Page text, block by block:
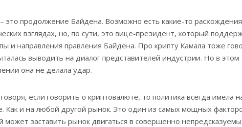
это продолжение Байдена. Возможно есть какие-то
взглядах, но, по сути, это вице-президент, который
и направления правления Байдена. Про крипту Камала тоже
выводить на диалог представителей индустрии. Но в этом
она не делала удар.
если говорить о криптовалюте, то политика всегда имела
Как и на любой другой рынок. Это один из самых мощных
может заставить рынок двигаться в совершенно